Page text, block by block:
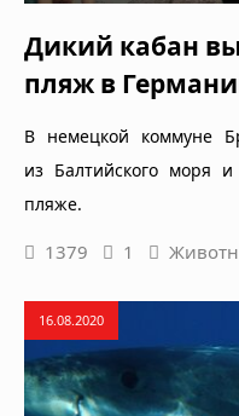
Дикий кабан
пляж в
В немецкой коммуне
из Балтийского моря
пляже.
1379 1
16.08.2020